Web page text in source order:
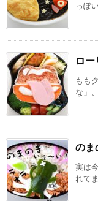
っぽ
ロ
もも
な」
のま
実は
れて